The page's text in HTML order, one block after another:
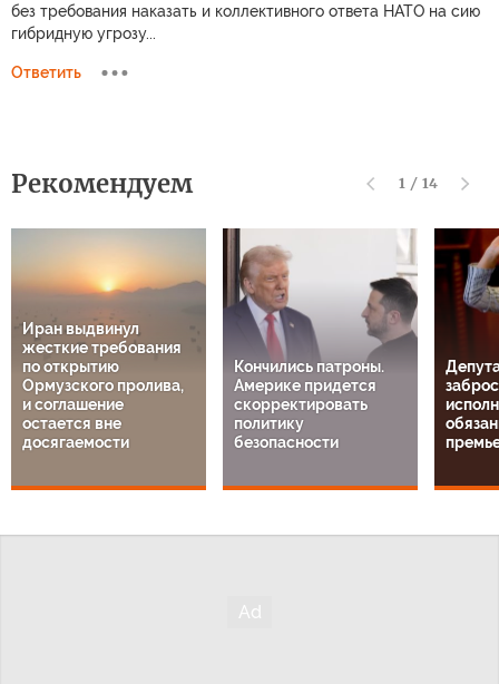
без требования наказать и коллективного ответа НАТО на сию
гибридную угрозу...
Ответить
Рекомендуем 1 / 14
Иран выдвинул
жесткие требования
по открытию
Ормузского пролива,
и соглашение
остается вне
досягаемости
Кончились патроны.
Америке придется
скорректировать
политику
безопасности